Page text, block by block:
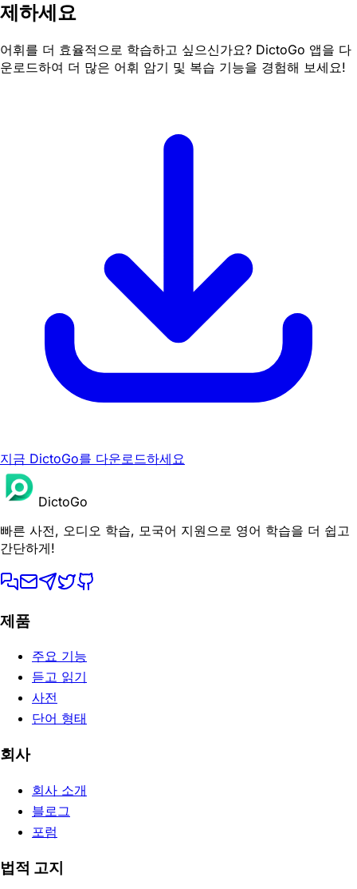
제하세요
어휘를 더 효율적으로 학습하고 싶으신가요? DictoGo 앱을 다
운로드하여 더 많은 어휘 암기 및 복습 기능을 경험해 보세요!
지금 DictoGo를 다운로드하세요
DictoGo
빠른 사전, 오디오 학습, 모국어 지원으로 영어 학습을 더 쉽고
간단하게!
제품
주요 기능
듣고 읽기
사전
단어 형태
회사
회사 소개
블로그
포럼
법적 고지